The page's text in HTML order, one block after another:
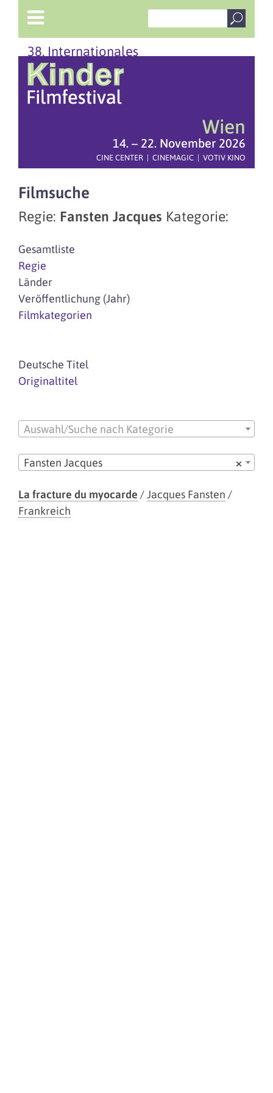
38. Internationales
Wien
14. – 22. November 2026
CINE CENTER | CINEMAGIC | VOTIV KINO
Filmsuche
Regie: Fansten Jacques Kategorie:
Gesamtliste
Regie
Länder
Veröffentlichung (Jahr)
Filmkategorien
Deutsche Titel
Originaltitel
Auswahl/Suche nach Kategorie
×
Fansten Jacques
La fracture du myocarde /Jacques Fansten /
Frankreich